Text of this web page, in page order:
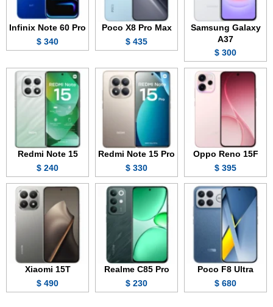
Samsung Galaxy
A37
300 $
Poco X8 Pro Max
435 $
Infinix Note 60 Pro
340 $
Oppo Reno 15F
395 $
Redmi Note 15 Pro
330 $
Redmi Note 15
240 $
Poco F8 Ultra
680 $
Realme C85 Pro
230 $
Xiaomi 15T
490 $